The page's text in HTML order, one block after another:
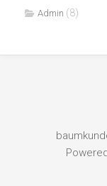
Admin (8)